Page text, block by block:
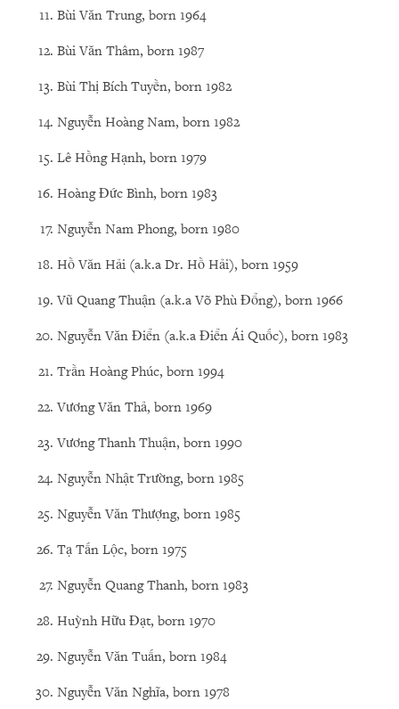
Bùi Văn Trung, born 1964
Bùi Văn Thâm, born 1987
Bùi Thị Bích Tuyền, born 1982
Nguyễn Hoàng Nam, born 1982
Lê Hồng Hạnh, born 1979
Hoàng Đức Bình, born 1983
Nguyễn Nam Phong, born 1980
Hồ Văn Hải (a.k.a Dr. Hồ Hải), born 1959
Vũ Quang Thuận (a.k.a Võ Phù Đổng), born 1966
Nguyễn Văn Điển (a.k.a Điển Ái Quốc), born 1983
Trần Hoàng Phúc, born 1994
Vương Văn Thả, born 1969
Vương Thanh Thuận, born 1990
Nguyễn Nhật Trường, born 1985
Nguyễn Văn Thượng, born 1985
Tạ Tấn Lộc, born 1975
Nguyễn Quang Thanh, born 1983
Huỳnh Hữu Đạt, born 1970
Nguyễn Văn Tuấn, born 1984
Nguyễn Văn Nghĩa, born 1978